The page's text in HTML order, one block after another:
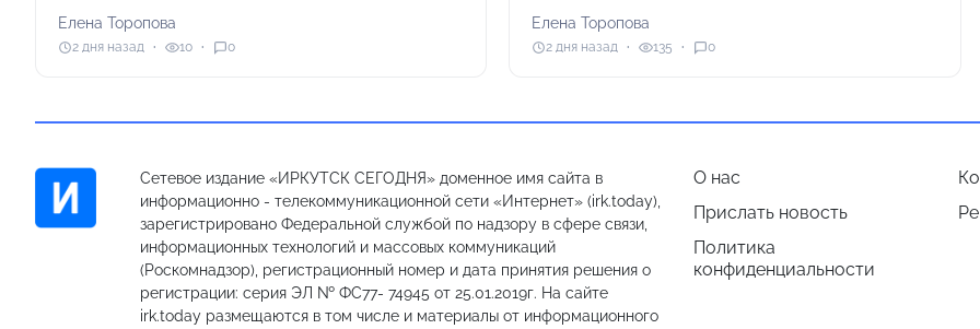
Елена Торопова
2 дня назад 10 0
Елена Торопова
2 дня назад 135 0
Сетевое издание «ИРКУТСК СЕГОДНЯ» доменное имя сайта в
информационно - телекоммуникационной сети «Интернет» (irk.today),
зарегистрировано Федеральной службой по надзору в сфере связи,
информационных технологий и массовых коммуникаций
(Роскомнадзор), регистрационный номер и дата принятия решения о
регистрации: серия ЭЛ № ФС77- 74945 от 25.01.2019г. На сайте
irk.today размещаются в том числе и материалы от информационного
О нас
Прислать новость
Политика
конфиденциальности